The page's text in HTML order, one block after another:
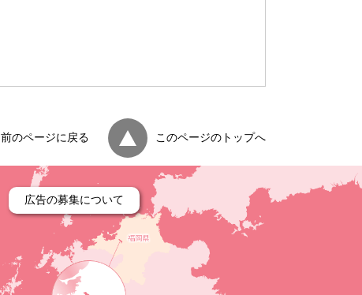
前のページに戻る このページのトップへ
広告の募集について